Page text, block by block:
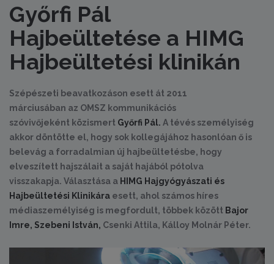
Győrfi Pál
Hajbeültetése a HIMG
Hajbeültetési klinikán
Szépészeti beavatkozáson esett át 2011
márciusában az OMSZ kommunikációs
szóvivőjeként közismert Győrfi Pál. A tévés személyiség
akkor döntötte el, hogy sok kollegájához hasonlóan ő is
belevág a forradalmian új hajbeültetésbe, hogy
elveszített hajszálait a saját hajából pótolva
visszakapja. Választása a HIMG Hajgyógyászati és
Hajbeültetési Klinikára esett, ahol számos híres
médiaszemélyiség is megfordult, többek között Bajor
Imre, Szebeni István, Csenki Attila, Kálloy Molnár Péter.